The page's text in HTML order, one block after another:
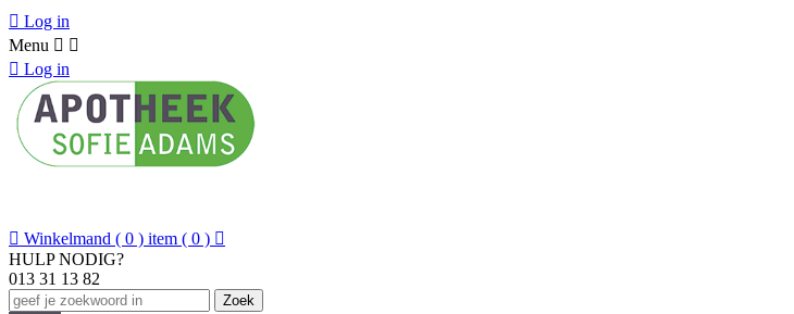
 Log in
Menu  
 Log in
 Winkelmand ( 0 ) item ( 0 ) 
HULP NODIG?
013 31 13 82
Zoek